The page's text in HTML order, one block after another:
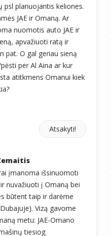
psl planuojantis keliones.
JAE ir Omaną. Ar
nuomotis auto JAE ir
apvažiuoti ratą ir
pat. O gal geriau sieną
per Al Aina ar kur
atitkmens Omanui kiek
Atsakyti!
įmanoma išsinuomoti
nuvažiuoti į Omaną bei
būtent taip ir darėme
Vizą gavome
metu: JAE-Omano
tiesiog